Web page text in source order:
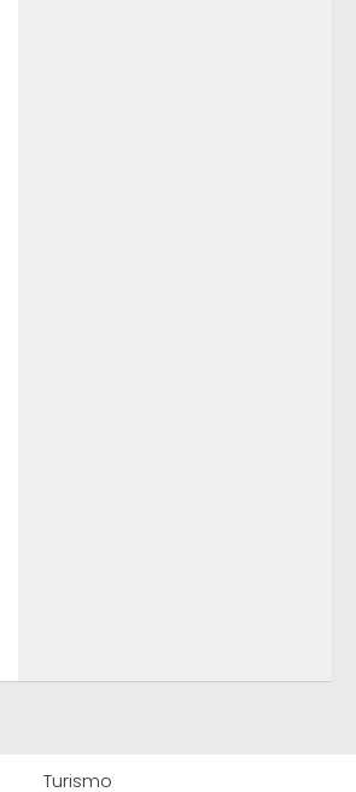
Turismo